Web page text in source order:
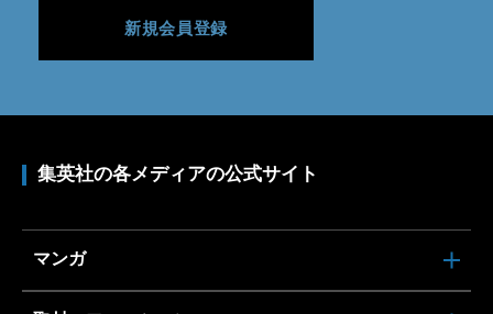
新規会員登録
集英社の各メディアの公式サイト
マンガ